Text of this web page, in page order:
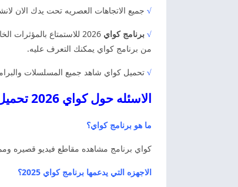
√ جميع الاتجاهات العصريه تحت يدك الان
√ برنامج كواي
2026 للاستمتاع
من برنامج كواي يمكنك التعرف عليه.
√ تحميل كواي شاهد جميع المسلسلات
الاسئله حول كواي 2026 تحميل Kwai اخر اصدار كواي
ما هو برنامج كواي؟
كواي برنامج مشاهده مقاطع فيديو قصيره
الاجهزه التي يدعمها برنامج كواي 2025؟